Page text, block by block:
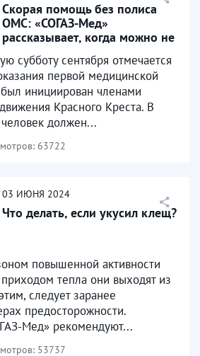
Скорая помощь без полиса
ОМС: «СОГАЗ-Мед»
рассказывает, когда можно не
предъявлять важный
документ
субботу сентября отмечается
первой медицинской
инициирован членами
Красного Креста. В
должен...
63722
03 ИЮНЯ 2024
Что делать, если укусил клещ?
повышенной активности
тепла они выходят из
следует заранее
предосторожности.
Мед» рекомендуют...
53737